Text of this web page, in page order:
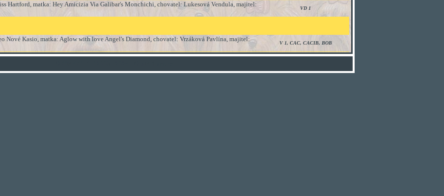
Hartford, matka: Hey Amicizia Via Galibar's Monchichi, chovatel: Lukesová Vendula, majitel:
VD 1
Nové Kasio, matka: Aglow with love Angel's Diamond, chovatel: Vrzáková Pavlína, majitel:
V 1, CAC, CACIB, BOB